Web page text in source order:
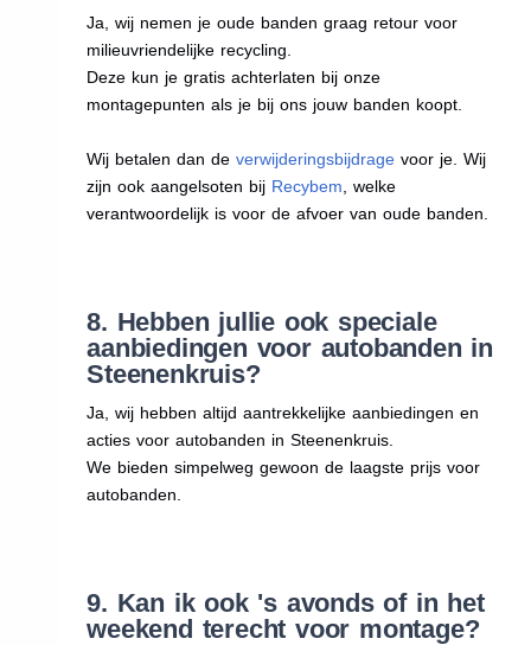
Ja, wij nemen je oude banden graag retour voor
milieuvriendelijke recycling.
Deze kun je gratis achterlaten bij onze
montagepunten als je bij ons jouw banden koopt.
Wij betalen dan deverwijderingsbijdrage voor je. Wij
zijn ook aangelsoten bij Recybem , welke
verantwoordelijk is voor de afvoer van oude banden.
8. Hebben jullie ook speciale
aanbiedingen voor autobanden in
Steenenkruis?
Ja, wij hebben altijd aantrekkelijke aanbiedingen en
acties voor autobanden in Steenenkruis.
We bieden simpelweg gewoon de laagste prijs voor
autobanden.
9. Kan ik ook 's avonds of in het
weekend terecht voor montage?